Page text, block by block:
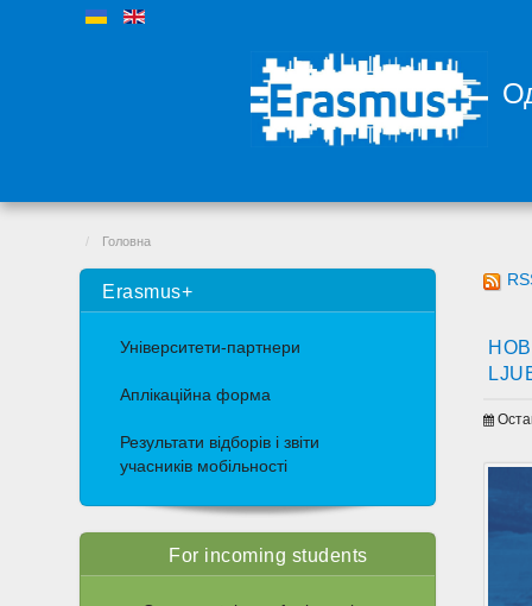
Головна
Erasmus+
Університети-партнери
Аплікаційна форма
Результати відборів і звіти
учасників мобільності
For incoming students